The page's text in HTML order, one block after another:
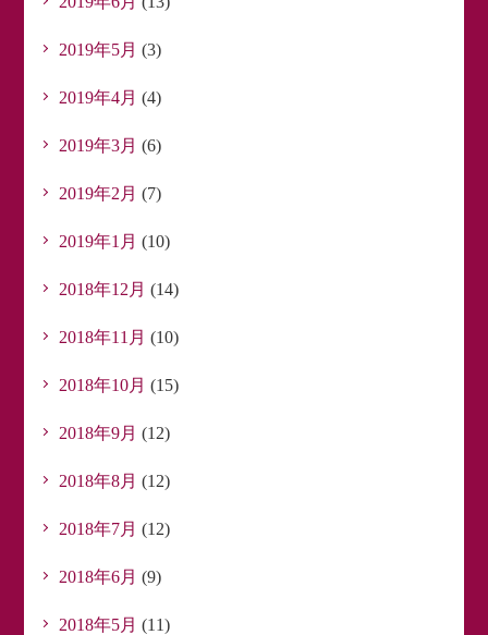
2019年5月 (3)
2019年4月 (4)
2019年3月 (6)
2019年2月 (7)
2019年1月 (10)
2018年12月 (14)
2018年11月 (10)
2018年10月 (15)
2018年9月 (12)
2018年8月 (12)
2018年7月 (12)
2018年6月 (9)
2018年5月 (11)